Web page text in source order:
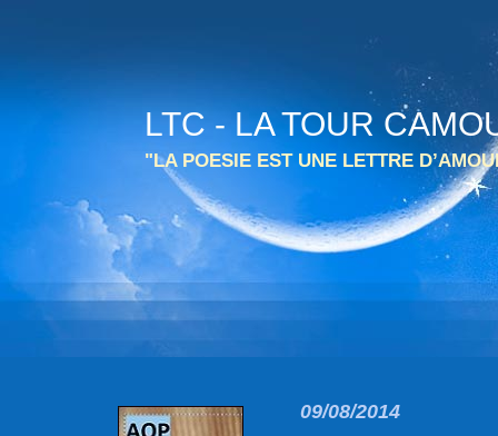
LTC - LA TOUR
"LA POESIE EST UNE LETTRE
09/08/2014